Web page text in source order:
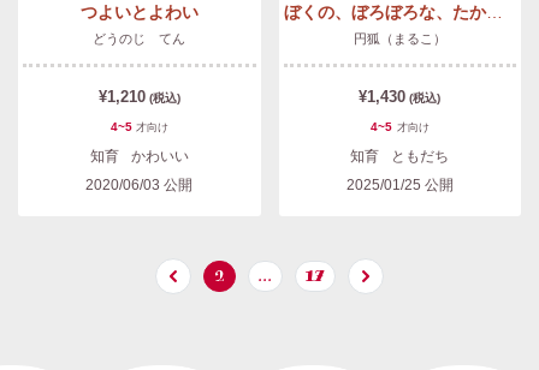
つよいとよわい
どうのじ てん
¥1,210 (税込)
4~5 才向け
知育
かわいい
2020/06/03 公開
ぼくの、ぼろぼろな、たからもの
円狐（まるこ）
¥1,430 (税込)
4~5 才向け
知育
ともだち
2025/01/25 公開
2 … 17